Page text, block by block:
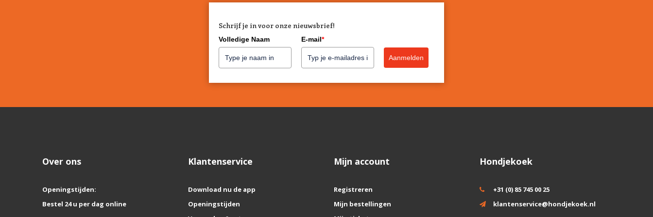
Schrijf je in voor onze nieuwsbrief!
Volledige Naam E-mail*
Aanmelden
Over ons
Openingstijden:
Bestel 24 u per dag online
Klantenservice
Download nu de app
Openingstijden
Mijn account
Registreren
Mijn bestellingen
Hondjekoek
+31 (0) 85 745 00 25
klantenservice@hondjekoek.nl